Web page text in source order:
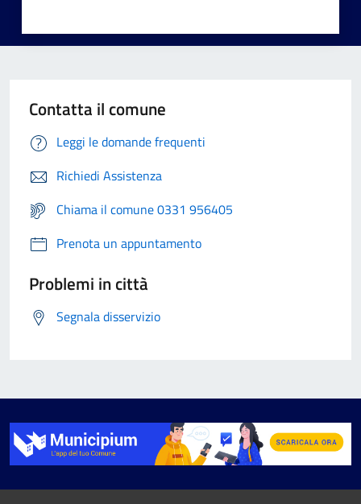
Contatta il comune
Leggi le domande frequenti
Richiedi Assistenza
Chiama il comune 0331 956405
Prenota un appuntamento
Problemi in città
Segnala disservizio